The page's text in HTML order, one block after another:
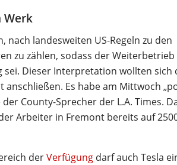
Werk
landesweiten US-Regeln zu den
zu zählen, sodass der Weiterbetrieb
Dieser Interpretation wollten sich
Es habe am Mittwoch
County-Sprecher der L.A. Times.
Arbeiter in Fremont bereits auf
derVerfügung darf auch Tesla